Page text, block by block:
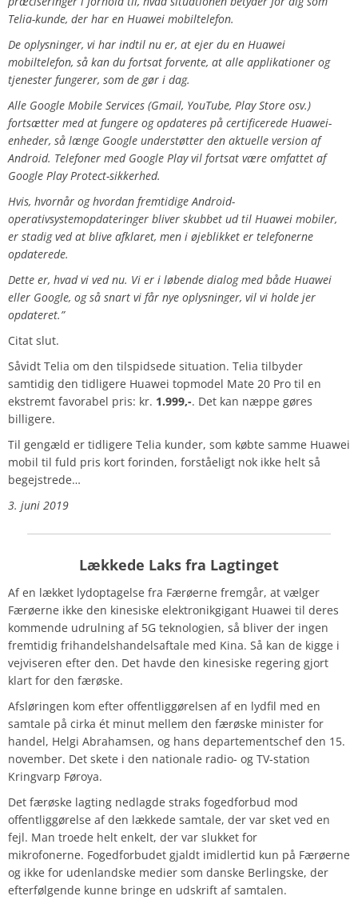
Telia-kunde, der har en Huawei mobiltelefon.
De oplysninger, vi har indtil nu er, at ejer du en Huawei
mobiltelefon, så kan du fortsat forvente, at alle applikationer og
tjenester fungerer, som de gør i dag.
Alle Google Mobile Services (Gmail, YouTube, Play Store osv.)
fortsætter med at fungere og opdateres på certificerede Huawei-
enheder, så længe Google understøtter den aktuelle version af
Android. Telefoner med Google Play vil fortsat være omfattet af
Google Play Protect-sikkerhed.
Hvis, hvornår og hvordan fremtidige Android-
operativsystemopdateringer bliver skubbet ud til Huawei mobiler,
er stadig ved at blive afklaret, men i øjeblikket er telefonerne
opdaterede.
Dette er, hvad vi ved nu. Vi er i løbende dialog med både Huawei
eller Google, og så snart vi får nye oplysninger, vil vi holde jer
opdateret.”
Citat slut.
Såvidt Telia om den tilspidsede situation. Telia tilbyder
samtidig den tidligere Huawei topmodel Mate 20 Pro til en
ekstremt favorabel pris: kr. 1.999,-. Det kan næppe gøres
billigere.
Til gengæld er tidligere Telia kunder, som købte samme Huawei
mobil til fuld pris kort forinden, forståeligt nok ikke helt så
begejstrede…
3. juni 2019
Lækkede Laks fra Lagtinget
Af en lækket lydoptagelse fra Færøerne fremgår, at vælger
Færøerne ikke den kinesiske elektronikgigant Huawei til deres
kommende udrulning af 5G teknologien, så bliver der ingen
fremtidig frihandelshandelsaftale med Kina. Så kan de kigge i
vejviseren efter den. Det havde den kinesiske regering gjort
klart for den færøske.
Afsløringen kom efter offentliggørelsen af en lydfil med en
samtale på cirka ét minut mellem den færøske minister for
handel, Helgi Abrahamsen, og hans departementschef den 15.
november. Det skete i den nationale radio- og TV-station
Kringvarp Føroya.
Det færøske lagting nedlagde straks fogedforbud mod
offentliggørelse af den lækkede samtale, der var sket ved en
fejl. Man troede helt enkelt, der var slukket for
mikrofonerne. Fogedforbudet gjaldt imidlertid kun på Færøerne
og ikke for udenlandske medier som danske Berlingske, der
efterfølgende kunne bringe en udskrift af samtalen.